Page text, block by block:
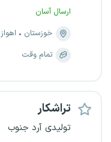
ارسال آسان
خوزستان
اهواز
تمام وقت
تراشکار
تولیدی آرد جنوب